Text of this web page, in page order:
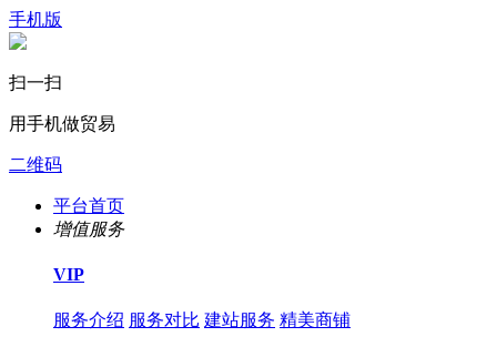
手机版
扫一扫
用手机做贸易
二维码
平台首页
增值服务
VIP
服务介绍 服务对比 建站服务 精美商铺